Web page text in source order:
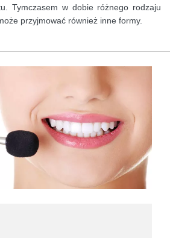
Tymczasem w dobie różnego rodzaju
przyjmować również inne formy.